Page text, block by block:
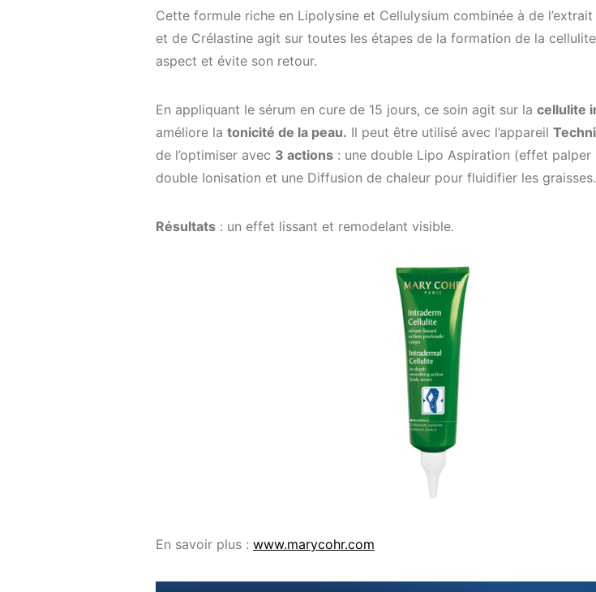
Cette formule riche en Lipolysine et Cellulysium combinée à de
et de Crélastine agit sur toutes les étapes de la formation de la
aspect et évite son retour.
En appliquant le sérum en cure de 15 jours, ce soin agit sur la cellulite
améliore la tonicité de la peau. Il peut être utilisé avec l’appareil
de l’optimiser avec 3 actions : une double Lipo Aspiration (effet palper
double Ionisation et une Diffusion de chaleur pour fluidifier les graisses.
Résultats : un effet lissant et remodelant visible.
En savoir plus : www.marycohr.com